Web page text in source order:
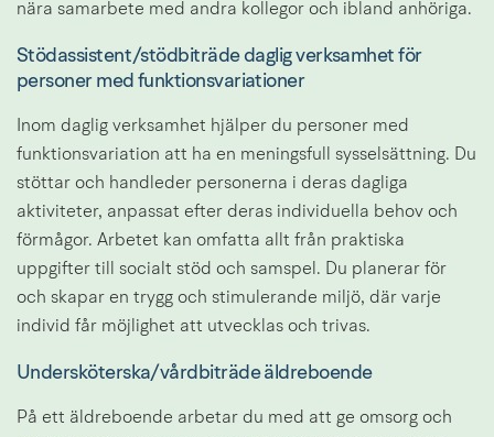
nära samarbete med andra kollegor och ibland anhöriga.
Stödassistent/stödbiträde daglig verksamhet för
personer med funktionsvariationer
Inom daglig verksamhet hjälper du personer med
funktionsvariation att ha en meningsfull sysselsättning. Du
stöttar och handleder personerna i deras dagliga
aktiviteter, anpassat efter deras individuella behov och
förmågor. Arbetet kan omfatta allt från praktiska
uppgifter till socialt stöd och samspel. Du planerar för
och skapar en trygg och stimulerande miljö, där varje
individ får möjlighet att utvecklas och trivas.
Undersköterska/vårdbiträde äldreboende
På ett äldreboende arbetar du med att ge omsorg och